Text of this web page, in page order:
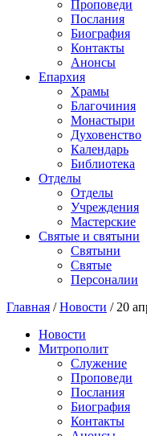
Проповеди
Послания
Биография
Контакты
Анонсы
Епархия
Храмы
Благочиния
Монастыри
Духовенство
Календарь
Библиотека
Отделы
Отделы
Учреждения
Мастерские
Святые и святыни
Cвятыни
Cвятые
Персоналии
Главная /Новости / 20
Новости
Митрополит
Служение
Проповеди
Послания
Биография
Контакты